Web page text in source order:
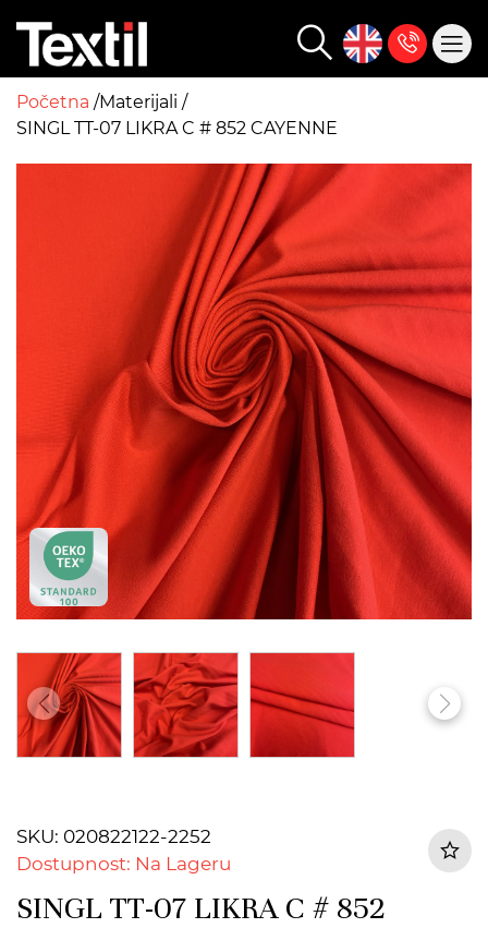
Početna Materijali
SINGL TT-07 LIKRA C # 852 CAYENNE
SKU: 020822122-2252
Dostupnost: Na Lageru
SINGL TT-07 LIKRA C # 852